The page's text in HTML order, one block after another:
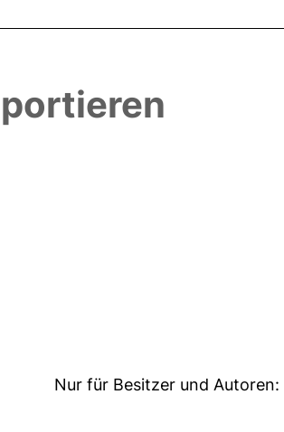
Nur für Besitzer und Autoren: